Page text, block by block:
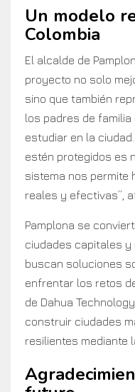
Un modelo
Colombia
El alcalde de
proyecto no solo
sino que también
los padres de familia
estudiar en la
estén protegidos es
sistema nos permite
reales y efectivas”,
Pamplona se
ciudades capitales y
buscan soluciones
enfrentar los retos
de Dahua
construir ciudades
resilientes mediante